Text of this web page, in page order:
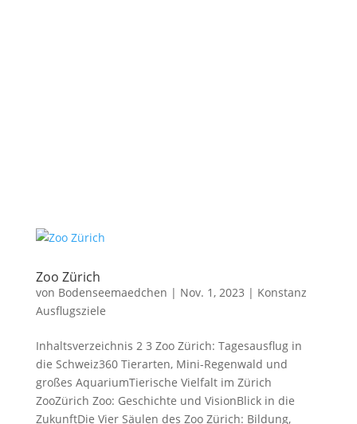
Zoo Zürich
von Bodenseemaedchen | Nov. 1, 2023 | Konstanz
Ausflugsziele
Inhaltsverzeichnis 2 3 Zoo Zürich: Tagesausflug in
die Schweiz360 Tierarten, Mini-Regenwald und
großes AquariumTierische Vielfalt im Zürich
ZooZürich Zoo: Geschichte und VisionBlick in die
ZukunftDie Vier Säulen des Zoo Zürich: Bildung,